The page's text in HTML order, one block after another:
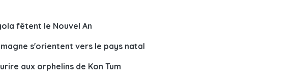
fêtent le Nouvel An
s'orientent vers le pays natal
aux orphelins de Kon Tum